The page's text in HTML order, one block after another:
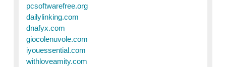
pcsoftwarefree.org
dailylinking.com
dnafyx.com
giocolenuvole.com
iyouessential.com
withloveamity.com